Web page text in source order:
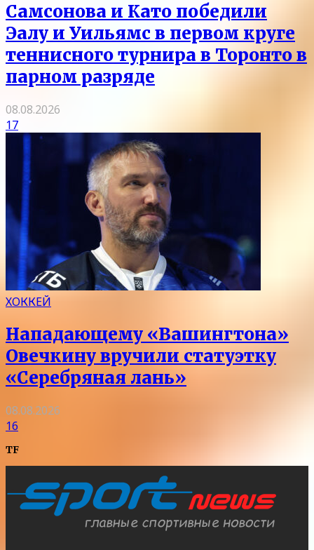
Самсонова и Като победили
Эалу и Уильямс в первом круге
теннисного турнира в Торонто в
парном разряде
08.08.2026
17
ХОККЕЙ
Нападающему «Вашингтона»
Овечкину вручили статуэтку
«Серебряная лань»
08.08.2026
16
TF